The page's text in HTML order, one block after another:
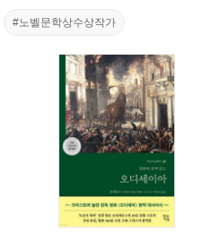
#노벨문학상수상작가